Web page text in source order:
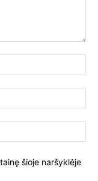
šioje naršyklėje